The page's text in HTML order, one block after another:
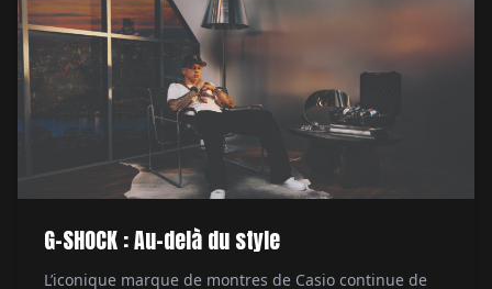
G-SHOCK : Au-delà du style
L’iconique marque de montres de Casio continue de